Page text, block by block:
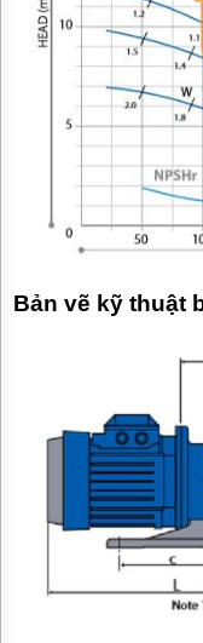
Bản vẽ kỹ thuật